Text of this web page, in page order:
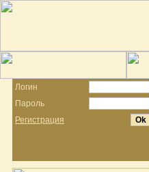
Логин
Пароль
Регистрация